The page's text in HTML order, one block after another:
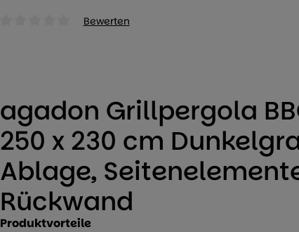
Bewerten
agadon Grillpergola
250 x 230 cm
Ablage,
Rückwand
Produktvorteile